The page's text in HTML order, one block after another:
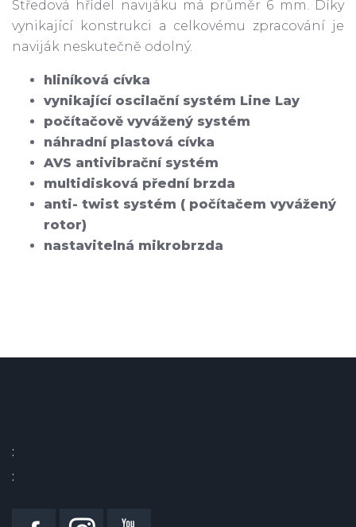
Středová hřídel navijáku má průměr 6 mm. Díky
vynikající konstrukci a celkovému zpracování je
naviják neskutečně odolný.
hliníková cívka
vynikající oscilační systém Line Lay
počítačově vyvážený systém
náhradní plastová cívka
AVS antivibrační systém
multidisková přední brzda
anti- twist systém ( počítačem vyvážený
rotor)
nastavitelná mikrobrzda
:
: